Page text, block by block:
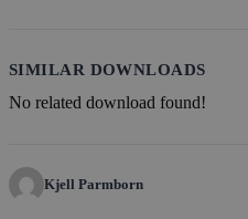
SIMILAR DOWNLOADS
No related download found!
Kjell Parmborn